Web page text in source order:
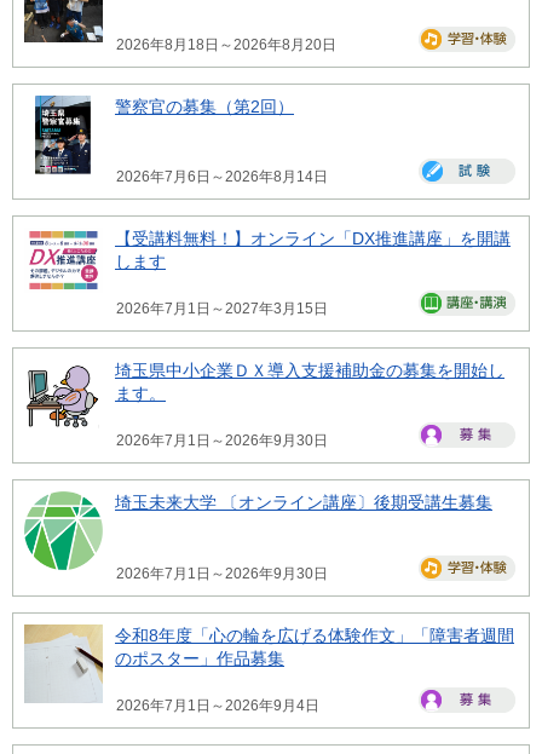
2026年8月18日～2026年8月20日
警察官の募集（第2回）
2026年7月6日～2026年8月14日
【受講料無料！】オンライン「DX推進講座」を開講
します
2026年7月1日～2027年3月15日
埼玉県中小企業ＤＸ導入支援補助金の募集を開始し
ます。
2026年7月1日～2026年9月30日
埼玉未来大学 〔オンライン講座〕後期受講生募集
2026年7月1日～2026年9月30日
令和8年度「心の輪を広げる体験作文」「障害者週間
のポスター」作品募集
2026年7月1日～2026年9月4日